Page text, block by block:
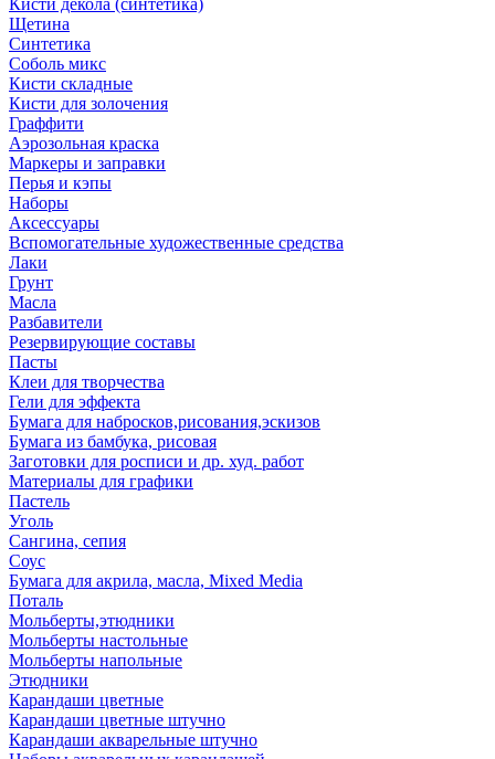
Кисти декола (синтетика)
Щетина
Синтетика
Соболь микс
Кисти складные
Кисти для золочения
Граффити
Аэрозольная краска
Маркеры и заправки
Перья и кэпы
Наборы
Аксессуары
Вспомогательные художественные средства
Лаки
Грунт
Масла
Разбавители
Резервирующие составы
Пасты
Клеи для творчества
Гели для эффекта
Бумага для набросков,рисования,эскизов
Бумага из бамбука, рисовая
Заготовки для росписи и др. худ. работ
Материалы для графики
Пастель
Уголь
Сангина, сепия
Соус
Бумага для акрила, масла, Mixed Media
Поталь
Мольберты,этюдники
Мольберты настольные
Мольберты напольные
Этюдники
Карандаши цветные
Карандаши цветные штучно
Карандаши акварельные штучно